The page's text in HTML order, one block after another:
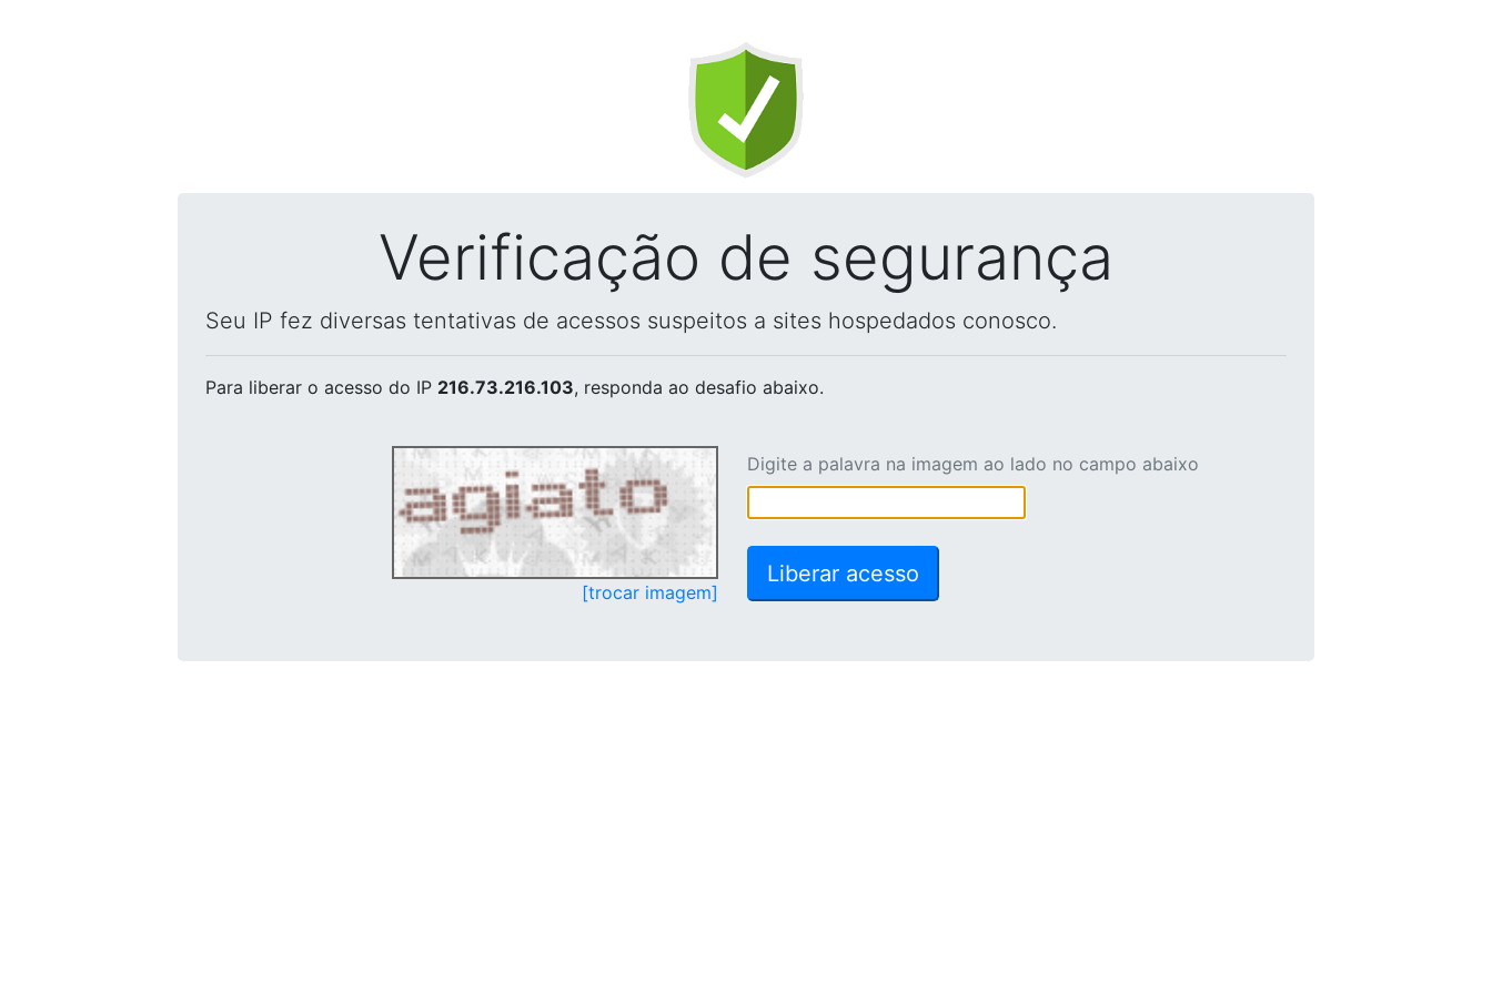
Verificação de segurança
Seu IP fez diversas tentativas de acessos suspeitos a sites hospedados conosco.
Para liberar o acesso do IP 216.73.216.103, responda ao desafio abaixo.
[trocar imagem]
Digite a palavra na imagem ao lado no campo abaixo